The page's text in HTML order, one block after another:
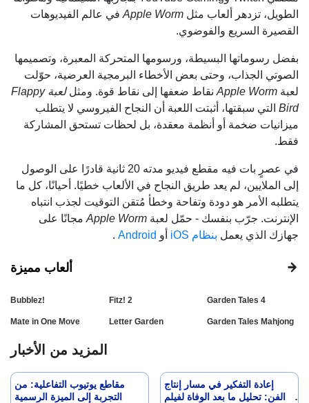
الطويل، تزدهر ألعاب مثل Apple Worm في عالم الفيديوهات
القصيرة السريع والفوضوي.
بفضل رسوماتها البسيطة، ورسومها المتحركة المعبرة، وتصميمها
الصوتي الجذاب، وحتى بعض الأخطاء البرمجية العرضية، حوّلت
لعبة Apple Worm نقاط ضعفها إلى نقاط قوة. ومثل
لعبة Flappy
Bird التي سبقتها، أثبتت اللعبة أن النجاح الفيروسي لا يتطلب
ميزانيات ضخمة أو أنظمة معقدة، بل لحظات تستحق المشاركة
فقط.
في عصرٍ بات فيه مقطع فيديو مدته 20 ثانية قادرًا على الوصول
إلى الملايين، لم يعد طريق النجاح في الألعاب خطيًا. أحيانًا، كل ما
يتطلبه الأمر هو دودة وتفاحة وخطأ مُتقن التوقيت لجذب انتباه
الإنترنت. جرّب بنفسك - حمّل لعبة Apple Worm مجانًا على
جهازك الذي يعمل بنظام iOS أو Android
.
ألعاب مميزة
Bubblez! Fitz! 2 Garden Tales 4
Mate in One Move Letter Garden Garden Tales Mahjong
المزيد من الأخبار
مقاطع يوتيوب التفاعلية: من
التجربة إلى الميزة الرسمية
إعادة التفكير في مسار إنتاج
الفن: تحليل ما بعد الوفاة لفيلم